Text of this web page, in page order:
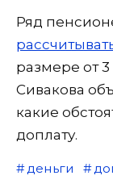
Ряд
размере от
Сивакова
какие
доплату.
деньги